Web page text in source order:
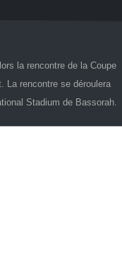
la rencontre de la Coupe
La rencontre se déroulera
Stadium de Bassorah.